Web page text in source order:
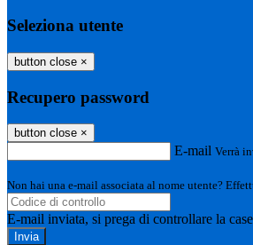
Seleziona utente
button close ×
Recupero password
button close ×
E-mail Verrà
Non hai una e-mail associata al nome utente?
E-mail inviata, si prega di controllare la